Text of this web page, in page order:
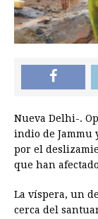
Nueva Delhi-.
indio de Jammu
por el
que han
La víspera, un
cerca del